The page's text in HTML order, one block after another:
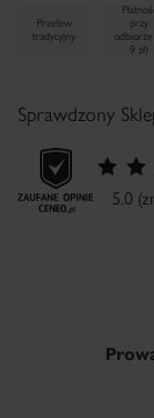
Przelew
tradycyjny
przy
9 zł)
Sprawdzony
5.0